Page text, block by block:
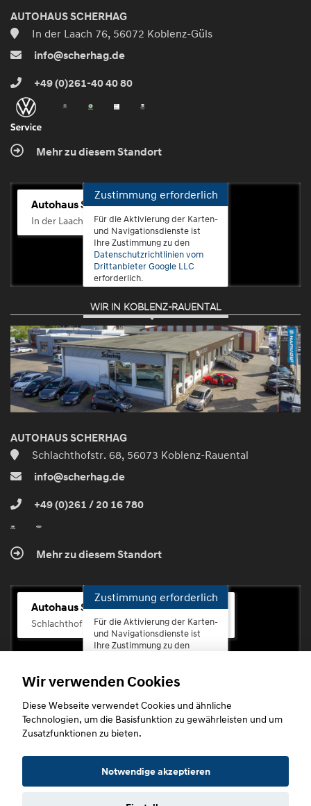
AUTOHAUS SCHERHAG
In der Laach 76, 56072 Koblenz-Güls
info@scherhag.de
+49 (0)261-40 40 80
Mehr zu diesem Standort
Autohaus Scherhag
In der Laach 76, 56072 Koblenz-Güls
Zustimmung erforderlich
Für die Aktivierung der Karten-
und Navigationsdienste ist
Ihre Zustimmung zu den
Datenschutzrichtlinien vom
Drittanbieter Google LLC
erforderlich.
Zustimmen
und
aktivieren
WIR IN KOBLENZ-RAUENTAL
AUTOHAUS SCHERHAG
Schlachthofstr. 68, 56073 Koblenz-Rauental
info@scherhag.de
+49 (0)261 / 20 16 780
Mehr zu diesem Standort
Autohaus Scherhag
Schlachthofstr. 68, 56073 Koblenz-Rauental
Zustimmung erforderlich
Für die Aktivierung der Karten-
und Navigationsdienste ist
Ihre Zustimmung zu den
erforderlich.
Zustimmen
Copyright © 2026. Autohaus Scherhag
Wir verwenden Cookies
Diese Webseite verwendet Cookies und ähnliche
Technologien, um die Basisfunktion zu gewährleisten und um
Zusatzfunktionen zu bieten.
Notwendige akzeptieren